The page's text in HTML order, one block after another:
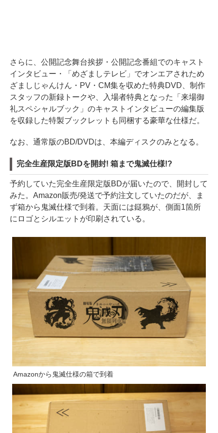
さらに、公開記念舞台挨拶・公開記念番組でのキャスト
インタビュー・「めざましテレビ」でオンエアされため
ざましじゃんけん・PV・CM集を収めた特典DVD、制作
スタッフの新録トークや、入場者特典となった「来場御
礼スペシャルブック」のキャストインタビューの編集版
を収録した特製ブックレットも同梱する豪華な仕様だ。
なお、通常版のBD/DVDは、本編ディスクのみとなる。
完全生産限定版BDを開封! 箱まで鬼滅仕様!?
予約していた完全生産限定版BDが届いたので、開封して
みた。Amazon販売/発送で予約注文していたのだが、ま
ず箱から鬼滅仕様で到着。天面には鎹鴉が、側面1箇所
にロゴとシルエットが印刷されている。
Amazonから鬼滅仕様の箱で到着